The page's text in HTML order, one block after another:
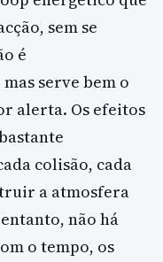
sem se
é
serve bem o
alerta. Os efeitos
colisão, cada
a atmosfera
não há
o tempo, os